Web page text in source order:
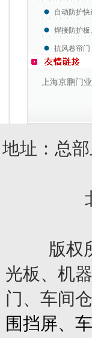
自动防护快
焊接防护板
抗风卷帘门
上海京鹏门业
地址：总
北
版权
光板、机
门、车间
围挡屏、